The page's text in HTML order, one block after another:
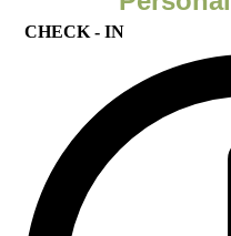
CHECK - IN